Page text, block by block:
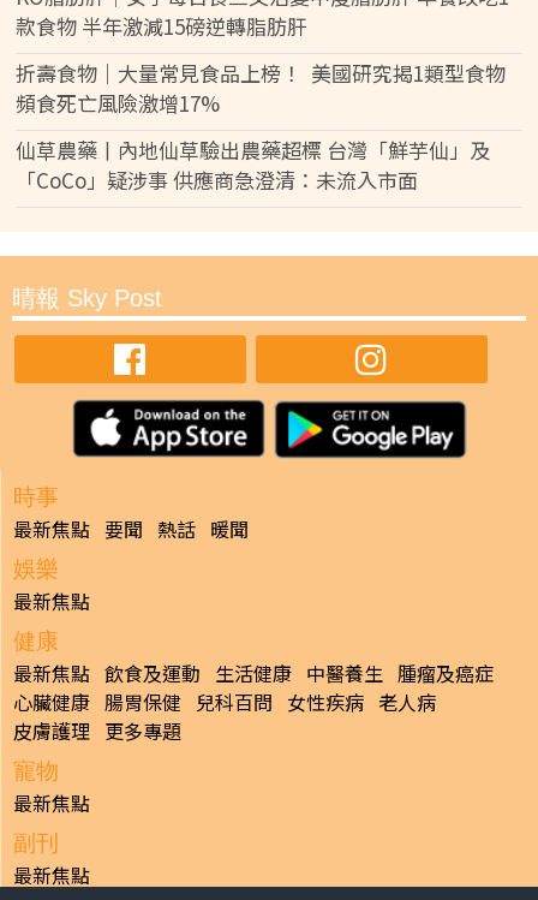
款食物 半年激減15磅逆轉脂肪肝
折壽食物｜大量常見食品上榜！ 美國研究揭1類型食物
頻食死亡風險激增17%
仙草農藥丨內地仙草驗出農藥超標 台灣「鮮芋仙」及
「CoCo」疑涉事 供應商急澄清：未流入市面
晴報 Sky Post
時事
最新焦點 要聞 熱話 暖聞
娛樂
最新焦點
健康
最新焦點 飲食及運動 生活健康 中醫養生 腫瘤及癌症
心臟健康 腸胃保健 兒科百問 女性疾病 老人病
皮膚護理 更多專題
寵物
最新焦點
副刊
最新焦點